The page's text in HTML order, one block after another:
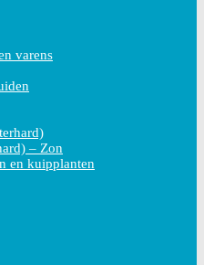
varens
– Zon
en kuipplanten